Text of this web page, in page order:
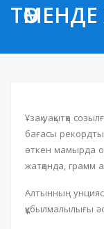
Ұзақ уақытқа
бағасы
өткен мамырда
жатқанда, грамм
Алтынның
құбылмалылығы